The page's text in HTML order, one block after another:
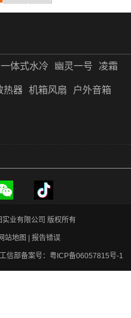
一体式水冷 幽灵一号 凌霜
热器 机箱风扇 户外音箱
业有限公司 版权所有
站地图 报告错误
信部备案号： 粤ICP备06057815号-1